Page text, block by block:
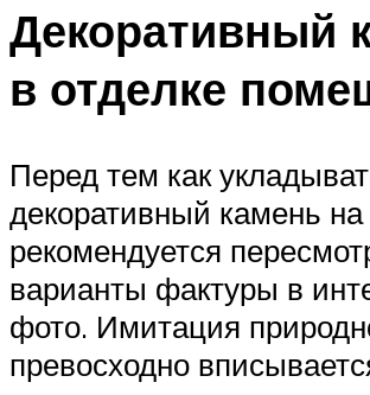
Декоративный
в отделке
Перед тем как
декоративный камень на
рекомендуется
варианты фактуры в
фото. Имитация
превосходно